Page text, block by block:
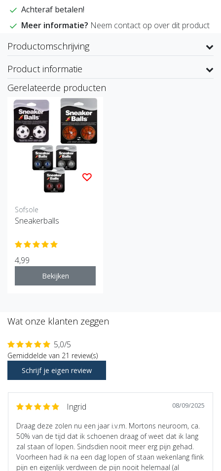
Achteraf betalen!
Meer informatie? Neem contact op over dit product
Productomschrijving
Product informatie
Gerelateerde producten
Sofsole
Sneakerballs
4,99
Bekijken
Wat onze klanten zeggen
5,0/5
Gemiddelde van 21 review(s)
Schrijf je eigen review
Ingrid 08/09/2025
Draag deze zolen nu een jaar i.v.m. Mortons neuroom, ca.
50% van de tijd dat ik schoenen draag of weet dat ik lang
zal staan of lopen. Sindsdien nooit meer erg pijn gehad.
Voorheen had ik na een dag lopen of staan wekenlang flink
pijn en eigenlijk verdween de pijn nooit helemaal (al